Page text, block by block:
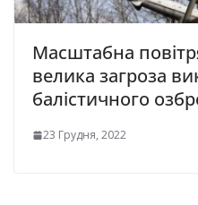
Масштабна
велика загроза
балістичного
23 Грудня, 2022